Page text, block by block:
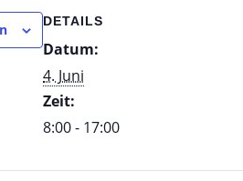
DETAILS
Datum:
4. Juni
Zeit:
8:00 - 17:00